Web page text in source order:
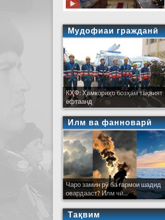
Мудофиаи гражданӣ
КҲФ: Ҳамкориҳо бозҳам тақвият
ёфтаанд
Илм ва фанноварӣ
Чаро замин рӯ ба гармои шадид
овардааст? Илм чӣ...
Тақвим